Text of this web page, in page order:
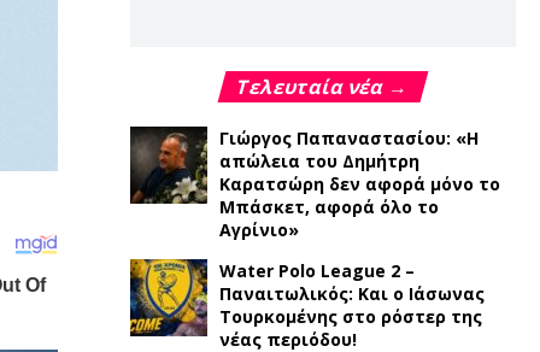
Τελευταία νέα →
Γιώργος Παπαναστασίου: «Η
απώλεια του Δημήτρη
Καρατσώρη δεν αφορά μόνο το
Μπάσκετ, αφορά όλο το
Αγρίνιο»
Water Polo League 2 –
Παναιτωλικός: Και ο Ιάσωνας
Τουρκομένης στο ρόστερ της
νέας περιόδου!